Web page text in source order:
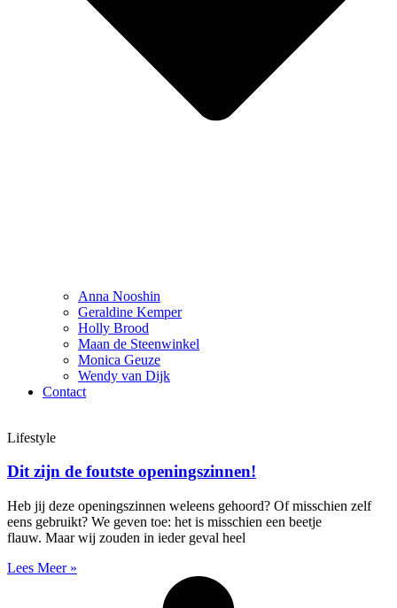
Anna Nooshin
Geraldine Kemper
Holly Brood
Maan de Steenwinkel
Monica Geuze
Wendy van Dijk
Contact
Lifestyle
Dit zijn de foutste openingszinnen!
Heb jij deze openingszinnen weleens gehoord? Of misschien zelf
eens gebruikt? We geven toe: het is misschien een beetje
flauw. Maar wij zouden in ieder geval heel
Lees Meer »